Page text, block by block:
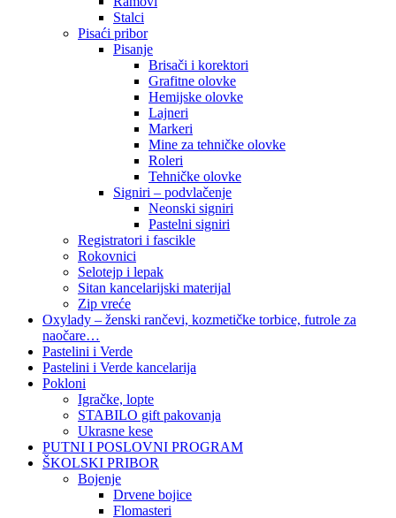
Stalci
Pisaći pribor
Pisanje
Brisači i korektori
Grafitne olovke
Hemijske olovke
Lajneri
Markeri
Mine za tehničke olovke
Roleri
Tehničke olovke
Signiri – podvlačenje
Neonski signiri
Pastelni signiri
Registratori i fascikle
Rokovnici
Selotejp i lepak
Sitan kancelarijski materijal
Zip vreće
Oxylady – ženski rančevi, kozmetičke torbice, futrole za
naočare…
Pastelini i Verde
Pastelini i Verde kancelarija
Pokloni
Igračke, lopte
STABILO gift pakovanja
Ukrasne kese
PUTNI I POSLOVNI PROGRAM
ŠKOLSKI PRIBOR
Bojenje
Drvene bojice
Flomasteri